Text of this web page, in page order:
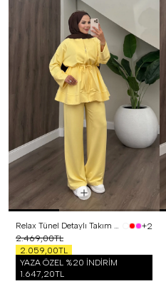
Relax Tünel Detaylı Takım Sarı
+2
2.469,00TL
2.059,00TL
YAZA ÖZEL %20 İNDİRİM
1.647,20TL